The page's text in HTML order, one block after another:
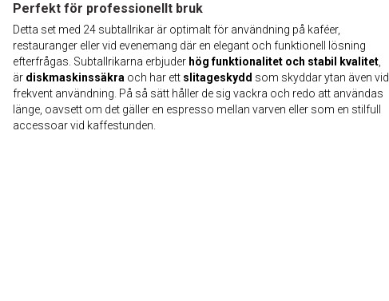
Perfekt för professionellt bruk
Detta set med 24 subtallrikar är optimalt för användning på kaféer,
restauranger eller vid evenemang där en elegant och funktionell lösning
efterfrågas. Subtallrikarna erbjuder hög funktionalitet och stabil kvalitet
är diskmaskinssäkra och har ett slitageskydd som skyddar ytan även vid
frekvent användning. På så sätt håller de sig vackra och redo att användas
länge, oavsett om det gäller en espresso mellan varven eller som en stilfull
accessoar vid kaffestunden.